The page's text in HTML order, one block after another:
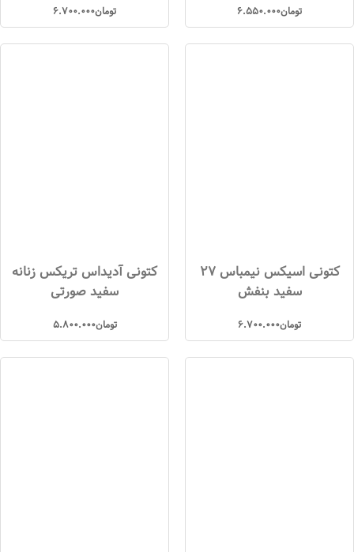
تومان6.550.000 تومان6.700.000
کتونی اسیکس نیمباس 27
سفید بنفش
تومان6.700.000
کتونی آدیداس تریکس زنانه
سفید صورتی
تومان5.800.000